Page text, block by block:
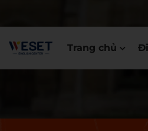
Trang chủ